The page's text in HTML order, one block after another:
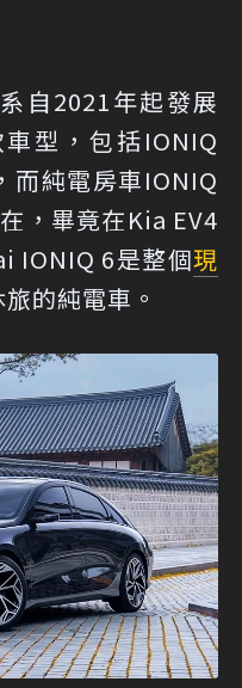
自2021年起發展
型，包括IONIQ
而純電房車IONIQ
，畢竟在Kia EV4
IONIQ 6是整個現
的純電車。